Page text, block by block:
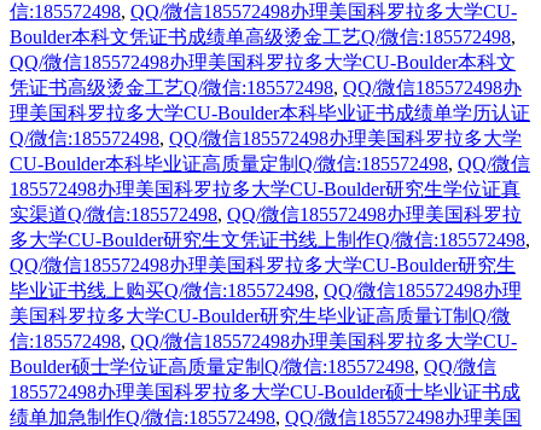
信:185572498, QQ/微信185572498办理美国科罗拉多大学CU-
Boulder本科文凭证书成绩单高级烫金工艺Q/微信:185572498,
QQ/微信185572498办理美国科罗拉多大学CU-Boulder本科文
凭证书高级烫金工艺Q/微信:185572498, QQ/微信185572498办
理美国科罗拉多大学CU-Boulder本科毕业证书成绩单学历认证
Q/微信:185572498, QQ/微信185572498办理美国科罗拉多大学
CU-Boulder本科毕业证高质量定制Q/微信:185572498, QQ/微信
185572498办理美国科罗拉多大学CU-Boulder研究生学位证真
实渠道Q/微信:185572498, QQ/微信185572498办理美国科罗拉
多大学CU-Boulder研究生文凭证书线上制作Q/微信:185572498,
QQ/微信185572498办理美国科罗拉多大学CU-Boulder研究生
毕业证书线上购买Q/微信:185572498, QQ/微信185572498办理
美国科罗拉多大学CU-Boulder研究生毕业证高质量订制Q/微
信:185572498, QQ/微信185572498办理美国科罗拉多大学CU-
Boulder硕士学位证高质量定制Q/微信:185572498, QQ/微信
185572498办理美国科罗拉多大学CU-Boulder硕士毕业证书成
绩单加急制作Q/微信:185572498, QQ/微信185572498办理美国